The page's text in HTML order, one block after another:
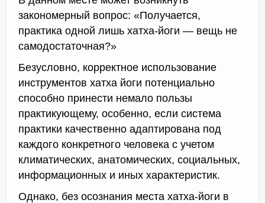
закономерный вопрос: «Получается,
практика одной лишь хатха-йоги — вещь не
самодостаточная?»
Безусловно, корректное использование
инструментов хатха йоги потенциально
способно принести немало пользы
практикующему, особенно, если система
практики качественно адаптирована под
каждого конкретного человека с учетом
климатических, анатомических, социальных,
информационных и иных характеристик.
Однако, без осознания места хатха-йоги в